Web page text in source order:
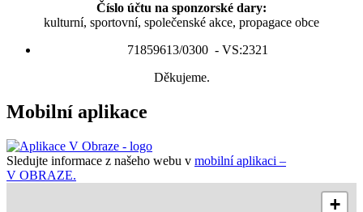
Číslo účtu na sponzorské dary:
kulturní, sportovní, společenské akce, propagace obce
71859613/0300 - VS:2321
Děkujeme.
Mobilní aplikace
Sledujte informace z našeho webu v mobilní aplikaci –
V OBRAZE.
+